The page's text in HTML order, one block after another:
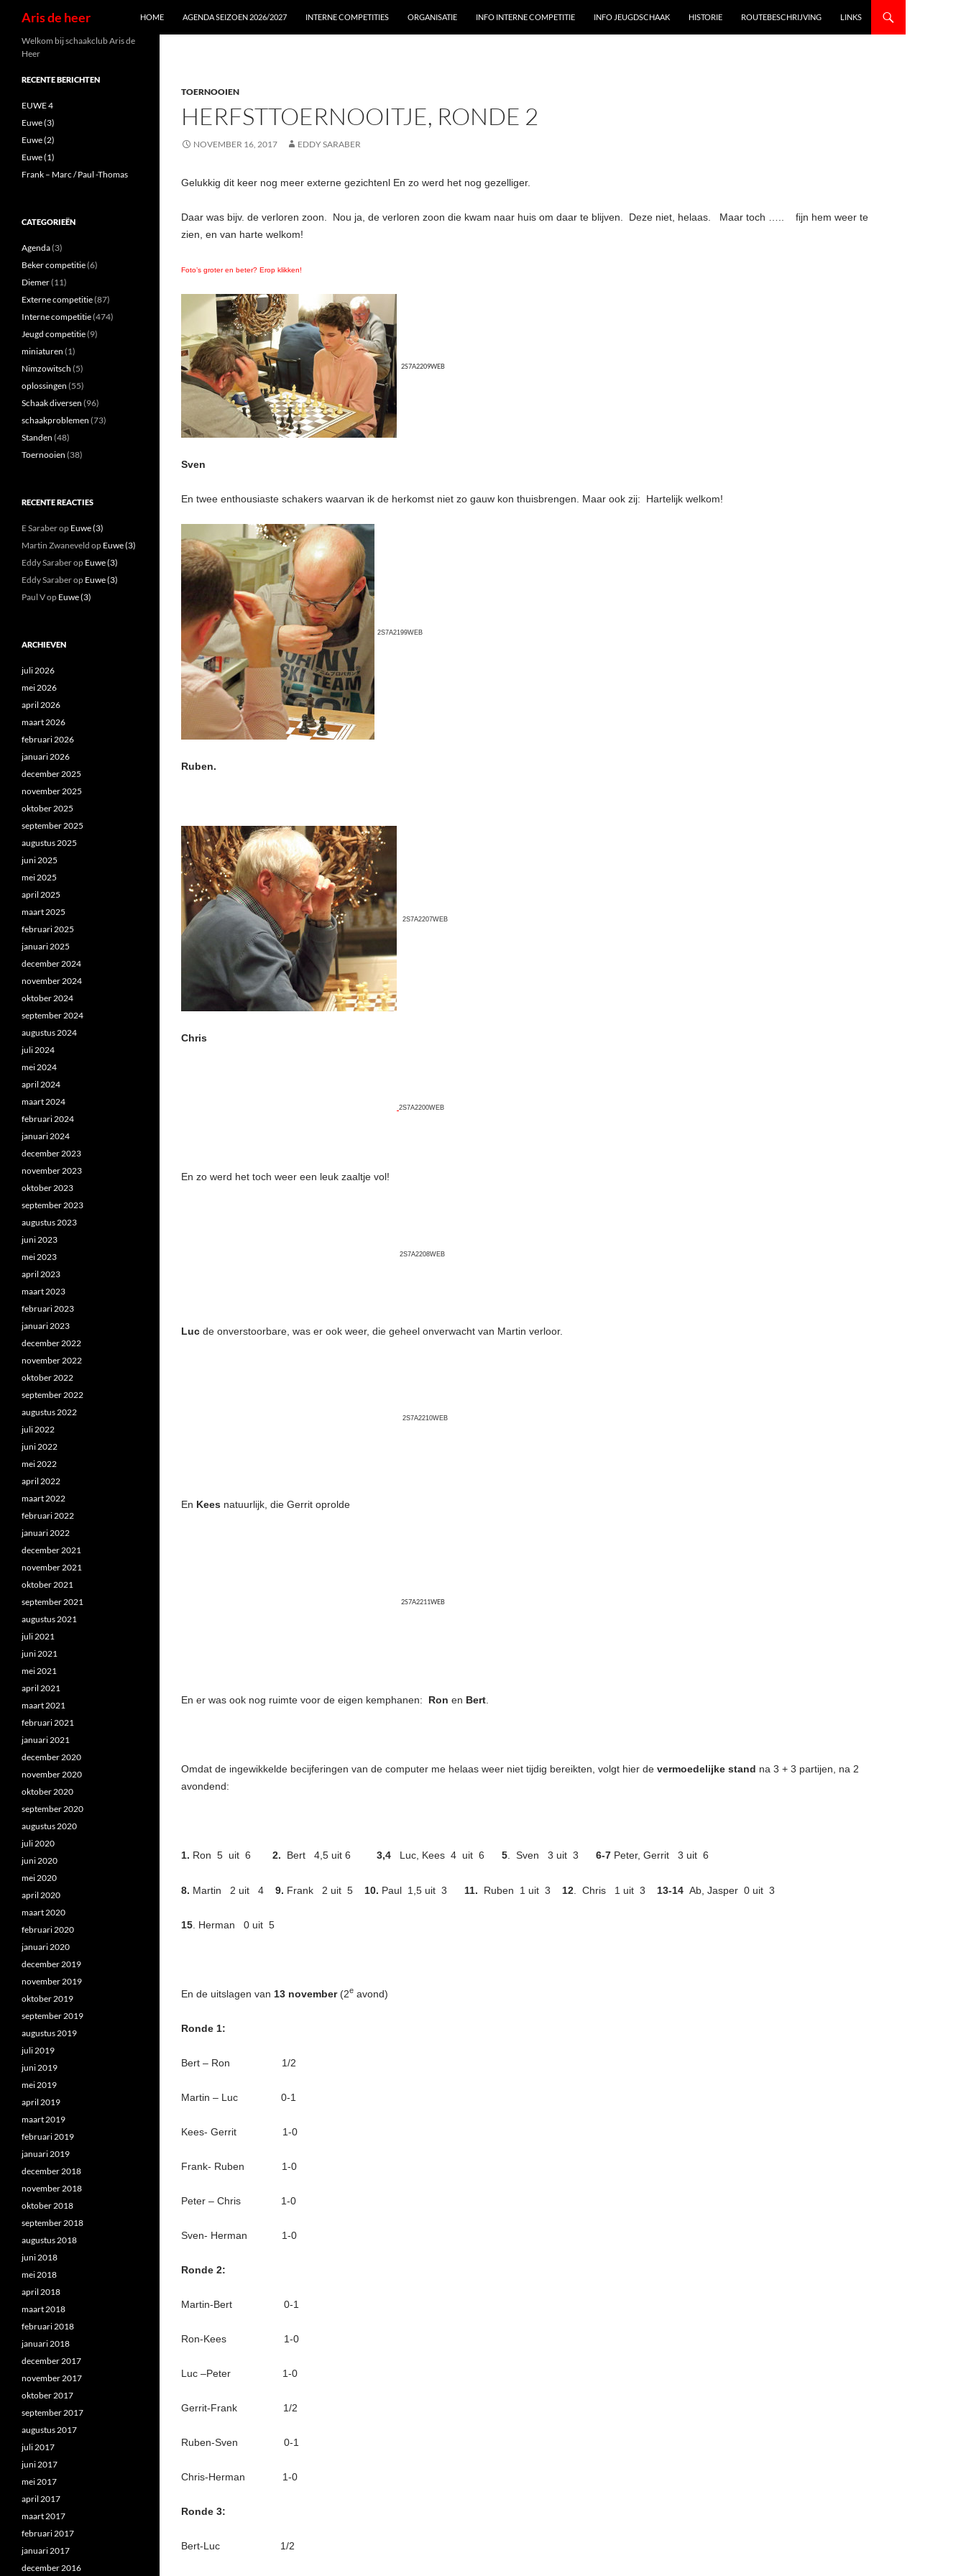
Aris de heer HOME AGENDA SEIZOEN 2026/2027 INTERNE COMPETITIES ORGANISATIE INFO INTERNE COMPETITIE INFO JEUGDSCHAAK HISTORIE ROUTEBESCHRIJVING LINKS
TOERNOOIEN
HERFSTTOERNOOITJE, RONDE 2
NOVEMBER 16, 2017 EDDY SARABER
Gelukkig dit keer nog meer externe gezichtenl En zo werd het nog gezelliger.
Daar was bijv. de verloren zoon. Nou ja, de verloren zoon die kwam naar huis om daar te blijven. Deze niet, helaas. Maar toch ….. fijn hem weer te
zien, en van harte welkom!
Foto’s groter en beter? Erop klikken!
2S7A2209WEB
Sven
En twee enthousiaste schakers waarvan ik de herkomst niet zo gauw kon thuisbrengen. Maar ook zij: Hartelijk welkom!
2S7A2199WEB
Ruben.
2S7A2207WEB
Chris
2S7A2200WEB
En zo werd het toch weer een leuk zaaltje vol!
2S7A2208WEB
Luc de onverstoorbare, was er ook weer, die geheel onverwacht van Martin verloor.
2S7A2210WEB
En Kees natuurlijk, die Gerrit oprolde
2S7A2211WEB
En er was ook nog ruimte voor de eigen kemphanen: Ron en Bert
Omdat de ingewikkelde becijferingen van de computer me helaas weer niet tijdig bereikten, volgt hier de vermoedelijke stand na 3 + 3 partijen, na 2
avondend:
1. Ron 5 uit 6 2. Bert 4,5 uit 6 3,4 Luc, Kees 4 uit 6 5 . Sven 3 uit 3 6-7 Peter, Gerrit 3 uit 6
8. Martin 2 uit 4 9. Frank 2 uit 5 10. Paul 1,5 uit 3 11. Ruben 1 uit 3 12 . Chris 1 uit 3 13-14 Ab, Jasper 0 uit 3
15 . Herman 0 uit 5
En de uitslagen van 13 november(2e avond)
Ronde 1:
Bert – Ron 1/2
Martin – Luc 0-1
Kees- Gerrit 1-0
Frank- Ruben 1-0
Peter – Chris 1-0
Sven- Herman 1-0
Ronde 2:
Martin-Bert 0-1
Ron-Kees 1-0
Luc –Peter 1-0
Gerrit-Frank 1/2
Ruben-Sven 0-1
Chris-Herman 1-0
Ronde 3:
Bert-Luc 1/2
Welkom bij schaakclub Aris de
Heer
RECENTE BERICHTEN
EUWE 4
Euwe (3)
Euwe (2)
Euwe (1)
Frank – Marc / Paul -Thomas
CATEGORIEËN
Agenda(3)
Beker competitie(6)
Diemer(11)
Externe competitie(87)
Interne competitie(474)
Jeugd competitie(9)
miniaturen (1)
Nimzowitsch (5)
oplossingen (55)
Schaak diversen (96)
schaakproblemen (73)
Standen (48)
Toernooien (38)
RECENTE REACTIES
E Saraberop Euwe (3)
Martin Zwaneveld op Euwe (3)
Eddy Saraberop Euwe (3)
Eddy Saraberop Euwe (3)
Paul Vop Euwe (3)
ARCHIEVEN
juli 2026
mei 2026
april 2026
maart 2026
februari 2026
januari 2026
december 2025
november 2025
oktober 2025
september 2025
augustus 2025
juni 2025
mei 2025
april 2025
maart 2025
februari 2025
januari 2025
december 2024
november 2024
oktober 2024
september 2024
augustus 2024
juli 2024
mei 2024
april 2024
maart 2024
februari 2024
januari 2024
december 2023
november 2023
oktober 2023
september 2023
augustus 2023
juni 2023
mei 2023
april 2023
maart 2023
februari 2023
januari 2023
december 2022
november 2022
oktober 2022
september 2022
augustus 2022
juli 2022
juni 2022
mei 2022
april 2022
maart 2022
februari 2022
januari 2022
december 2021
november 2021
oktober 2021
september 2021
augustus 2021
juli 2021
juni 2021
mei 2021
april 2021
maart 2021
februari 2021
januari 2021
december 2020
november 2020
oktober 2020
september 2020
augustus 2020
juli 2020
juni 2020
mei 2020
april 2020
maart 2020
februari 2020
januari 2020
december 2019
november 2019
oktober 2019
september 2019
augustus 2019
juli 2019
juni 2019
mei 2019
april 2019
maart 2019
februari 2019
januari 2019
december 2018
november 2018
oktober 2018
september 2018
augustus 2018
juni 2018
mei 2018
april 2018
maart 2018
februari 2018
januari 2018
december 2017
november 2017
oktober 2017
september 2017
augustus 2017
juli 2017
juni 2017
mei 2017
april 2017
maart 2017
februari 2017
januari 2017
december 2016